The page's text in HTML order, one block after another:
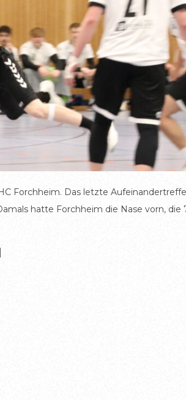
Forchheim. Das letzte
hatte Forchheim die Nase vorn, die